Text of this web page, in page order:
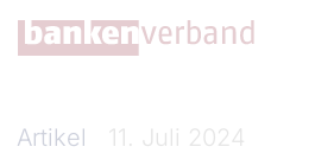
Direkt zum Inhalt
Artikel 11. Juli 2024